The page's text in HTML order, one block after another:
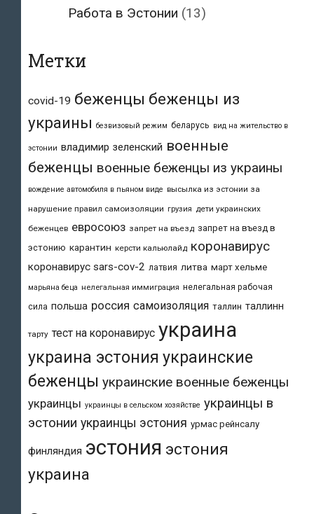
Работа в Эстонии (13)
Метки
covid-19 беженцы беженцы из
украины безвизовый режим беларусь вид на жительство в
эстонии владимир зеленский военные
беженцы военные беженцы из украины
вождение автомобиля в пьяном виде высылка из эстонии за
нарушение правил самоизоляции грузия дети украинских
беженцев евросоюз запрет на въезд запрет на въезд в
эстонию карантин керсти кальюлайд коронавирус
коронавирус sars-cov-2 латвия литва март хельме
марьяна беца нелегальная иммиграция нелегальная рабочая
сила польша россия самоизоляция таллин таллинн
тарту тест на коронавирус украина
украина эстония украинские
беженцы украинские военные беженцы
украинцы украинцы в сельском хозяйстве украинцы в
эстонии украинцы эстония урмас рейнсалу
финляндия эстония эстония
украина